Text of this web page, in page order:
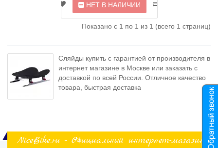
НЕТ В НАЛИЧИИ
Показано с 1 по 1 из 1 (всего 1 страниц)
Сляйды купить с гарантией от производителя в
интернет магазине в Москве или заказать с
доставкой по всей России. Отличное качество
товара, быстрая доставка
NiceBike.ru - Официальный интернет-магазин